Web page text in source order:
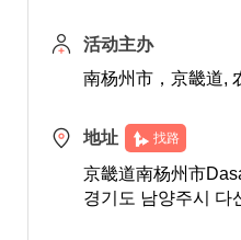
活动主办
南杨州市，京畿道,
地址 找路
京畿道南杨州市
경기도 남양주시 다